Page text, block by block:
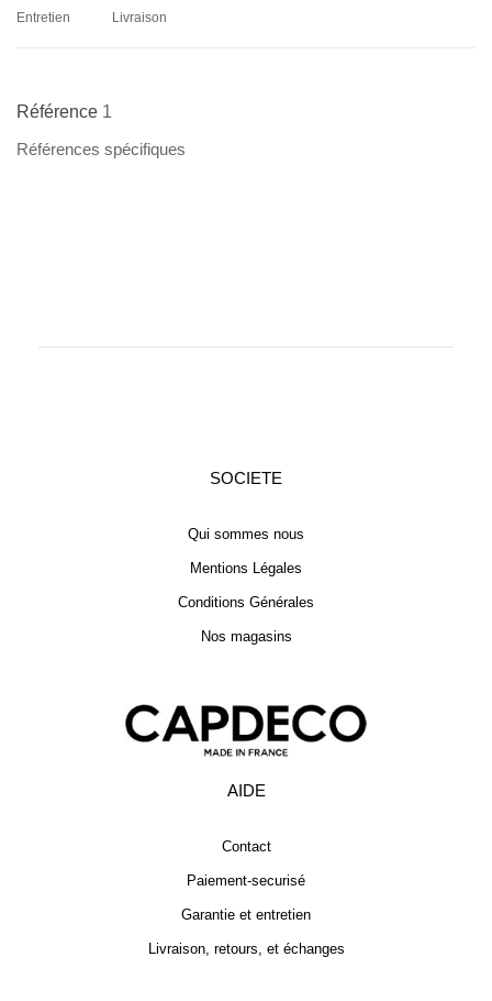
Entretien Livraison
Référence 1
Références spécifiques
SOCIETE
Qui sommes nous
Mentions Légales
Conditions Générales
Nos magasins
AIDE
Contact
Paiement-securisé
Garantie et entretien
Livraison, retours, et échanges